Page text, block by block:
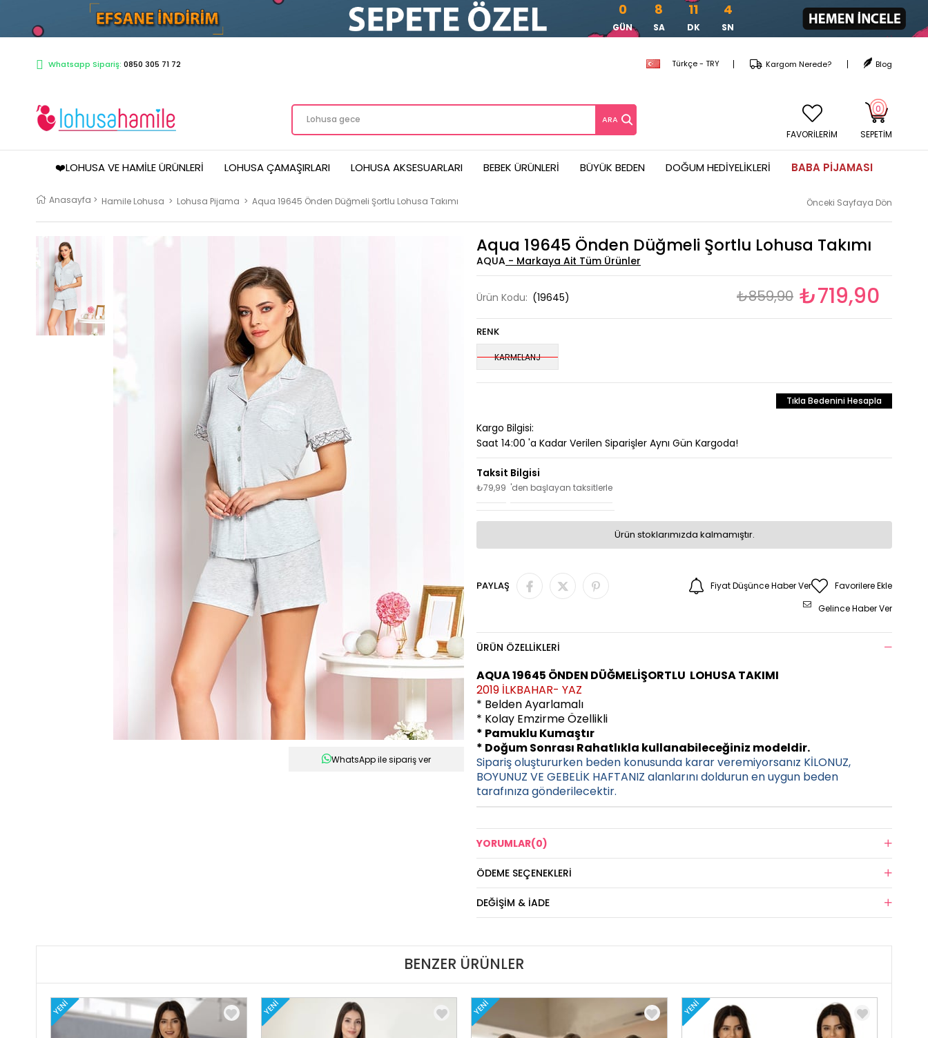
0
GÜN
8
SA
11
DK
3
SN
Whatsapp Sipariş: 0850 305 71 72 Türkçe - TRY Blog
Kargom Nerede?
SEPETIM
0
FAVORİLERİM
❤️LOHUSA VE HAMILE ÜRÜNLERI LOHUSA ÇAMAŞIRLARI LOHUSA AKSESUARLARI BEBEK ÜRÜNLERI BÜYÜK BEDEN DOĞUM HEDIYELIKLERI BABA PIJAMASI
Anasayfa > Hamile Lohusa > Lohusa Pijama > Aqua 19645 Önden Düğmeli Şortlu Lohusa Takımı Önceki Sayfaya Dön
WhatsApp ile sipariş ver
Aqua 19645 Önden Düğmeli Şortlu Lohusa Takımı
AQUA
Ürün Kodu: (19645) ₺859,90 ₺719,90
RENK
KARMELANJ
Tıkla Bedenini Hesapla
Kargo Bilgisi:
Saat 14:00 'a Kadar Verilen Siparişler Aynı Gün Kargoda!
₺79,99 'den başlayan taksitlerle
Ürün stoklarımızda kalmamıştır.
PAYLAŞ Favorilere Ekle
Fiyat Düşünce Haber Ver
Gelince Haber Ver
ÜRÜN ÖZELLIKLERI
AQUA 19645 ÖNDEN DÜĞMELİŞORTLU LOHUSA TAKIMI
2019 İLKBAHAR- YAZ
* Belden Ayarlamalı
* Kolay Emzirme Özellikli
* Pamuklu Kumaştır
* Doğum Sonrası Rahatlıkla kullanabileceğiniz modeldir.
Sipariş oluştururken beden konusunda karar veremiyorsanız KİLONUZ,
BOYUNUZ VE GEBELİK HAFTANIZ alanlarını doldurun en uygun beden
tarafınıza gönderilecektir.
YORUMLAR(0)
ÖDEME SEÇENEKLERI
DEĞIŞIM & İADE
BENZER ÜRÜNLER
YENI YENI YENI YENI